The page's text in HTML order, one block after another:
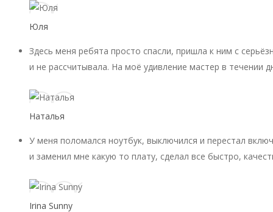
Юля
Здесь меня ребята просто спасли, пришла к ним с
и не рассчитывала. На моё удивление мастер в течении
Наталья
У меня поломался ноутбук, выключился и перестал
и заменил мне какую то плату, сделал все быстро,
Irina Sunny